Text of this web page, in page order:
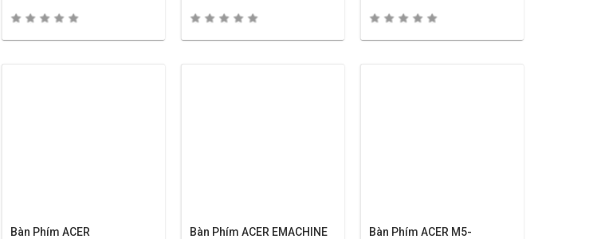
Bàn Phím ACER
Bàn Phím ACER EMACHINE
Bàn Phím ACER M5-